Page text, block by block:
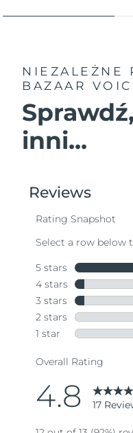
NIEZALEŻNE
BAZAAR
inni...